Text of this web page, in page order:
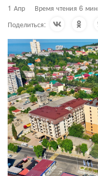
1 Апр Время чтения 6 мин
Поделиться: